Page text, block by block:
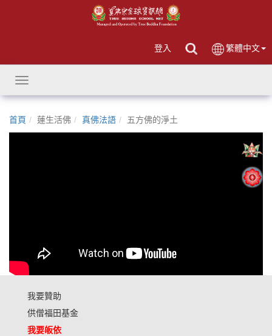
登入 繁體中文
Toggle
navigation
首頁 蓮生活佛 真佛法語 五方佛的淨土
我要贊助
供僧福田基金
我要皈依